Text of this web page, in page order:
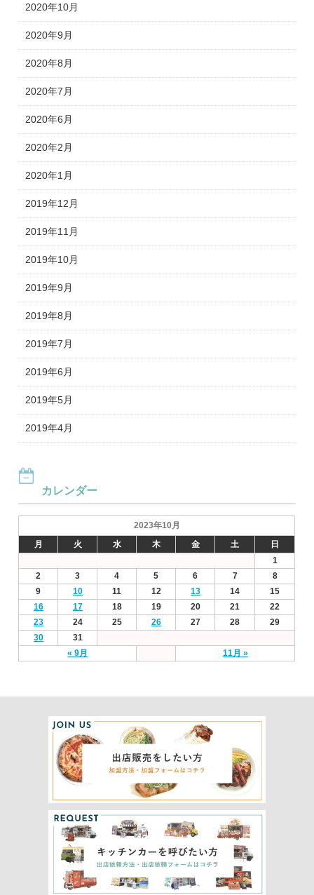
2020年10月
2020年9月
2020年8月
2020年7月
2020年6月
2020年2月
2020年1月
2019年12月
2019年11月
2019年10月
2019年9月
2019年8月
2019年7月
2019年6月
2019年5月
2019年4月
カレンダー
2023年10月
月
火 水 木 金 土 日
« 9月 11月 »
1
2
3 4 5 6 7
8
9
10 11 12 13 14
15
16
17 18 19 20 21
22
23
24 25 26 27 28
29
30
31